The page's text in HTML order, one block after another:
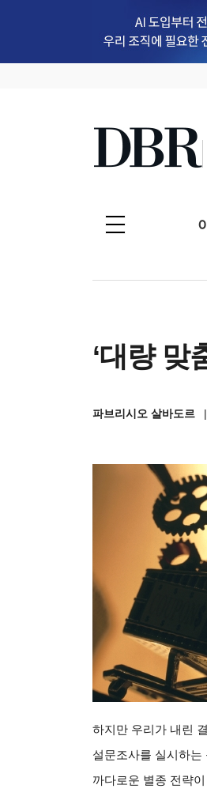
‘대량 맞
파브리시오 살바도르 |
하지만 우리가 내린
설문조사를 실시하는
까다로운 별종 전략